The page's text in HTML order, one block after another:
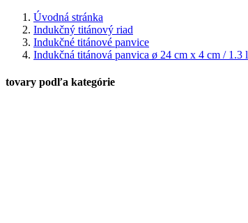
Úvodná stránka
Indukčný titánový riad
Indukčné titánové panvice
Indukčná titánová panvica ø 24 cm x 4 cm / 1.3 l
tovary podľa kategórie